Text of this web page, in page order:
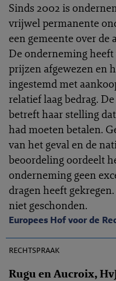
Sinds 2002 is
vrijwel permanente
een gemeente over de
De onderneming
prijzen afgewezen en
ingestemd met
relatief laag bedrag.
betreft haar stelling
had moeten betalen.
van het geval en de
beoordeling oordeelt
onderneming geen
dragen heeft
niet geschonden.
Europees Hof voor de
rechtspraak
Rugu en Aucroix,